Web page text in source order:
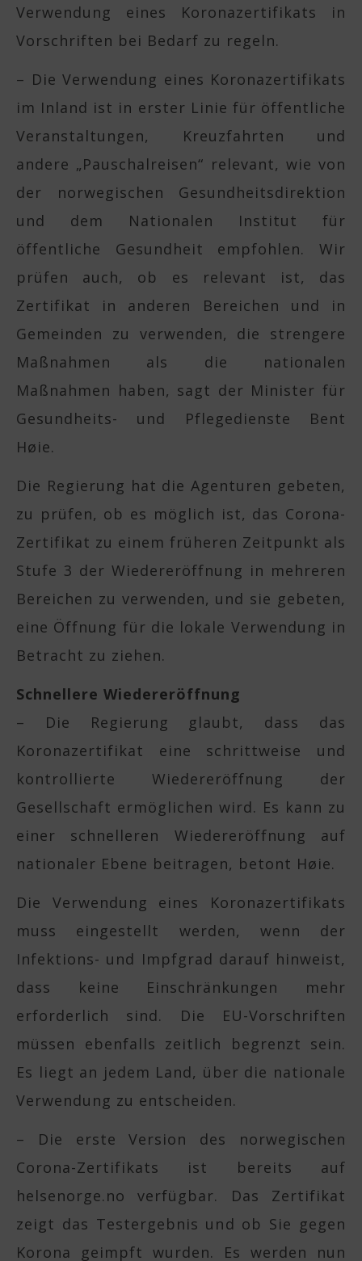
Verwendung eines Koronazertifikats in
Vorschriften bei Bedarf zu regeln.
– Die Verwendung eines Koronazertifikats
im Inland ist in erster Linie für öffentliche
Veranstaltungen, Kreuzfahrten und
andere „Pauschalreisen“ relevant, wie von
der norwegischen Gesundheitsdirektion
und dem Nationalen Institut für
öffentliche Gesundheit empfohlen. Wir
prüfen auch, ob es relevant ist, das
Zertifikat in anderen Bereichen und in
Gemeinden zu verwenden, die strengere
Maßnahmen als die nationalen
Maßnahmen haben, sagt der Minister für
Gesundheits- und Pflegedienste Bent
Høie.
Die Regierung hat die Agenturen gebeten,
zu prüfen, ob es möglich ist, das Corona-
Zertifikat zu einem früheren Zeitpunkt als
Stufe 3 der Wiedereröffnung in mehreren
Bereichen zu verwenden, und sie gebeten,
eine Öffnung für die lokale Verwendung in
Betracht zu ziehen.
Schnellere Wiedereröffnung
– Die Regierung glaubt, dass das
Koronazertifikat eine schrittweise und
kontrollierte Wiedereröffnung der
Gesellschaft ermöglichen wird. Es kann zu
einer schnelleren Wiedereröffnung auf
nationaler Ebene beitragen, betont Høie.
Die Verwendung eines Koronazertifikats
muss eingestellt werden, wenn der
Infektions- und Impfgrad darauf hinweist,
dass keine Einschränkungen mehr
erforderlich sind. Die EU-Vorschriften
müssen ebenfalls zeitlich begrenzt sein.
Es liegt an jedem Land, über die nationale
Verwendung zu entscheiden.
– Die erste Version des norwegischen
Corona-Zertifikats ist bereits auf
helsenorge.no verfügbar. Das Zertifikat
zeigt das Testergebnis und ob Sie gegen
Korona geimpft wurden. Es werden nun